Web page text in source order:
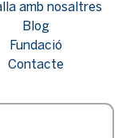
amb nosaltres
Blog
Fundació
Contacte